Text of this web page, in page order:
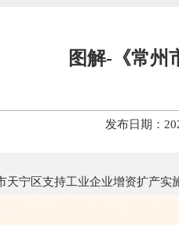
图解-《常州
发布日期：
天宁区支持工业企业增资扩产实